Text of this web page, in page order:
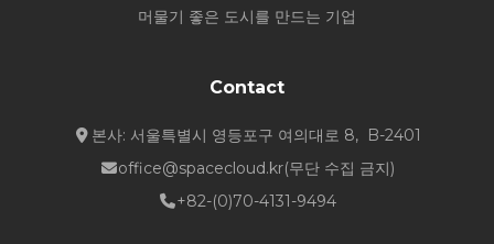
머물기 좋은 도시를 만드는 기업
Contact
본사: 서울특별시 영등포구 여의대로 8, B-2401
office@spacecloud.kr(무단 수집 금지)
+82-(0)70-4131-9494